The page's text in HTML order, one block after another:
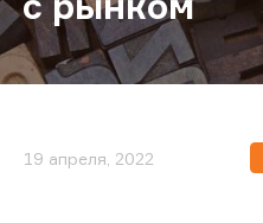
19 апреля, 2022